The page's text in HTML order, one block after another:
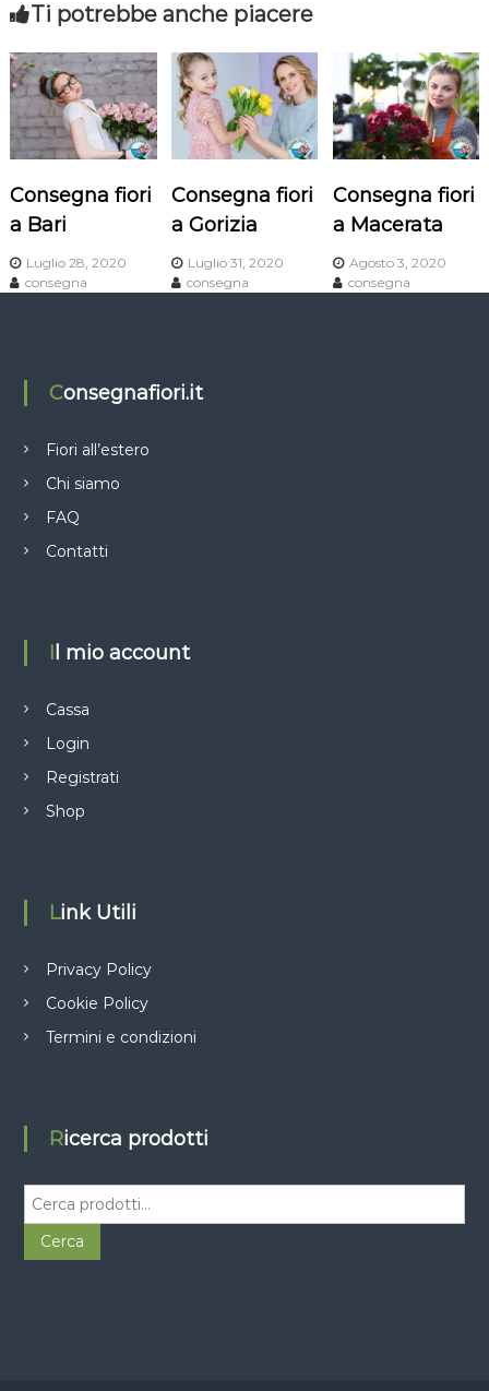
i
g
a
z
i
o
a
o
Ti potrebbe anche piacere
Consegna fiori
a Bari
Luglio 28, 2020
consegna
Consegna fiori
a Gorizia
Luglio 31, 2020
consegna
Consegna fiori
a Macerata
Agosto 3, 2020
consegna
Consegnafiori.it
Fiori all’estero
Chi siamo
FAQ
Contatti
Il mio account
Cassa
Login
Registrati
Shop
Link Utili
Privacy Policy
Cookie Policy
Termini e condizioni
Ricerca prodotti
c
Cerca